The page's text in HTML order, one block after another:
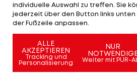
individuelle Auswahl zu treffen. Sie
jederzeit über den Button links unten
der Fußzeile anpassen.
ALLE
AKZEPTIEREN
Tracking und
Personalisierung
NUR
Weiter mit PUR-